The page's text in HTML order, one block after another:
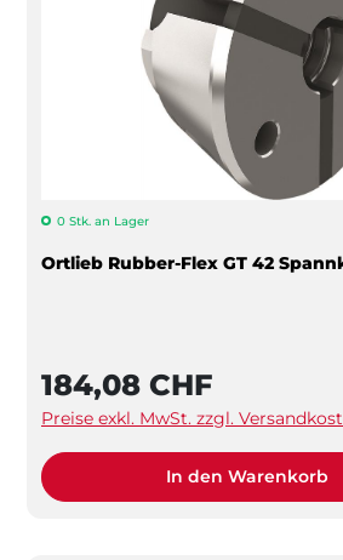
0 Stk. an Lager
Ortlieb Rubber-Flex GT 42
184,08 CHF
Preise exkl. MwSt. zzgl.
In den Warenkorb